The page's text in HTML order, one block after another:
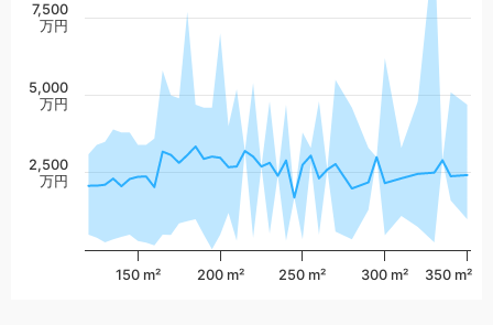
150 m² 200 m² 250 m² 300 m² 350 m²
2,500
万円
5,000
万円
7,500
万円